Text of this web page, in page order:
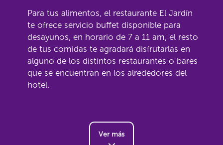
Para tus alimentos, el restaurante El Jardín
te ofrece servicio buffet disponible para
desayunos, en horario de 7 a 11 am, el resto
de tus comidas te agradará disfrutarlas en
alguno de los distintos restaurantes o bares
que se encuentran en los alrededores del
hotel.
Ver más